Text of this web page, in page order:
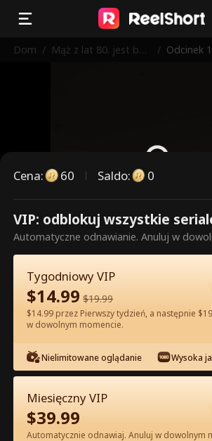
Dom / Mąż z lat 80. jest bar
/ Odcinek
To są płatne odcinki.
aby oglądać.
60
Cena: 60 Saldo: 0
VIP: odblokuj wszystkie
Automatyczne odnawianie. Anuluj w
Tygodniowy VIP
$14.99 $19.99
$14.99 przez Pierwszy tydzień, a następnie
w dowolnym momencie.
Nielimitowane oglądanie Wysoka
Miesięczny VIP
$39.99
Automatycznie odnawiaj. Anuluj w dowolnym